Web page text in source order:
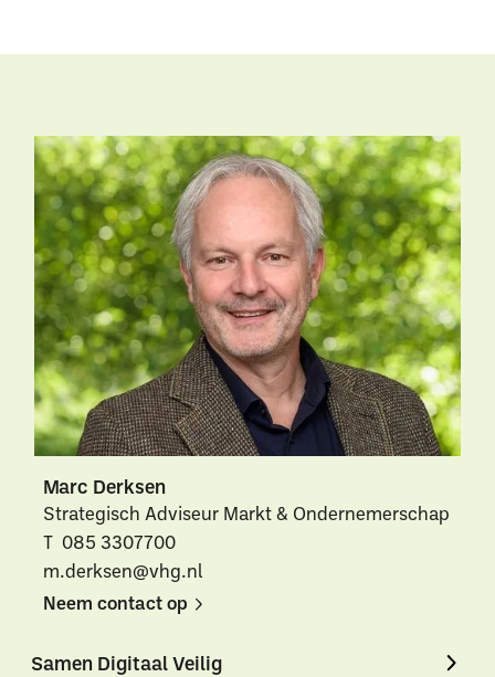
Uitgelichte pagina’s
Alle downloads Alle thema's Vind een
Marc Derksen
Strategisch Adviseur Markt & Ondernemerschap
T 085 3307700
m.derksen@vhg.nl
Neem contact op
Samen Digitaal Veilig